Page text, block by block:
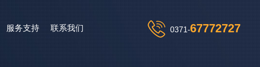
服务支持 联系我们 0371-67772727